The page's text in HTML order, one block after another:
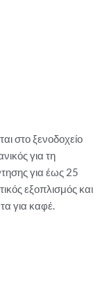
στο ξενοδοχείο
για τη
για έως 25
εξοπλισμός και
για καφέ.